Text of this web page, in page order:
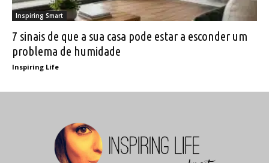
Inspiring Smart
7 sinais de que a sua casa pode estar a esconder um
problema de humidade
Inspiring Life